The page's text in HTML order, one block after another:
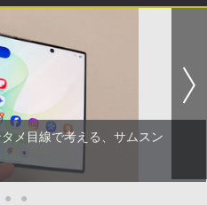
メ目線で考える、サムスン
● ●